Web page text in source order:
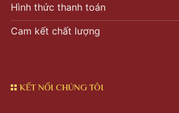
Hình thức thanh toán
Cam kết chất lượng
KẾT NỐI CHÚNG TÔI